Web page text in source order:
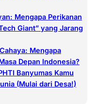
Mengapa Perikanan
Giant” yang Jarang
Mengapa
Depan Indonesia?
Banyumas Kamu
(Mulai dari Desa!)